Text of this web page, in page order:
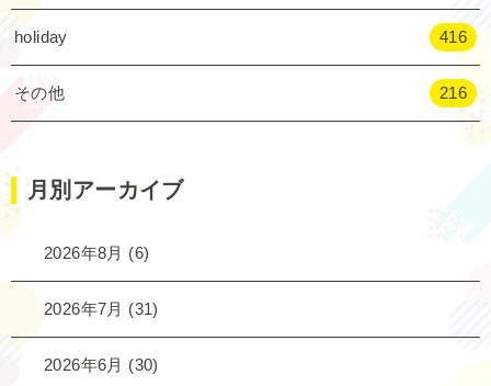
holiday 416
その他 216
月別アーカイブ
2026年8月 (6)
2026年7月 (31)
2026年6月 (30)